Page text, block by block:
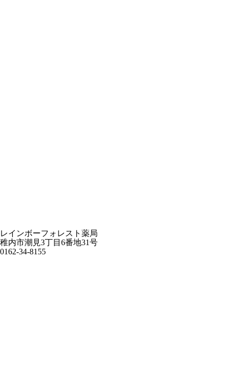
レインボーフォレスト薬局
稚内市潮見3丁目6番地31号
0162-34-8155